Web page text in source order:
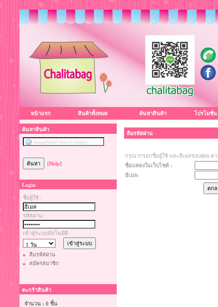
หน้าแรก สินค้าทั้งหมด ค้นหาสินค้า โปรโมชั่น
ค้นหาสินค้า
[Help]
Login
ชื่อผู้ใช้ :
รหัสผ่าน :
เข้าสู่ระบบอัตโนมัติ :
ลืมรหัสผ่าน
สมัครสมาชิก
ตะกร้าสินค้า
จำนวน : 0 ชิ้น
ลืมรหัสผ่าน
กรุณากรอกชื่อผู้ใช้ และอีเมลของคุณ ต
ชื่อแสดงในเว็บไซต์ :
อีเมล: